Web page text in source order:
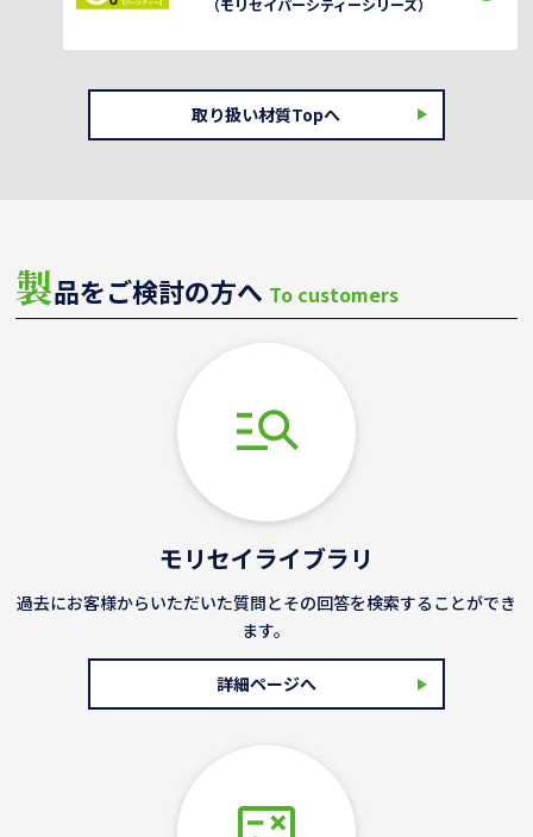
（モリセイパーシティーシリーズ）
取り扱い材質Topへ
製品をご検討の方へ To customers
モリセイライブラリ
過去にお客様からいただいた質問とその回答を検索することができ
ます。
詳細ページへ